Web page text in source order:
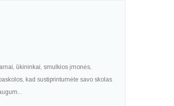
ūkininkai, smulkios įmonės,
kad sustiprintumėte savo skolas